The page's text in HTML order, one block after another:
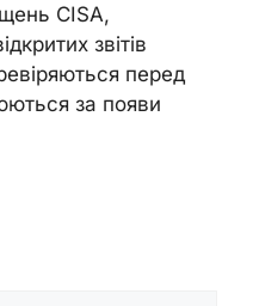
CISA,
звітів
перед
за появи